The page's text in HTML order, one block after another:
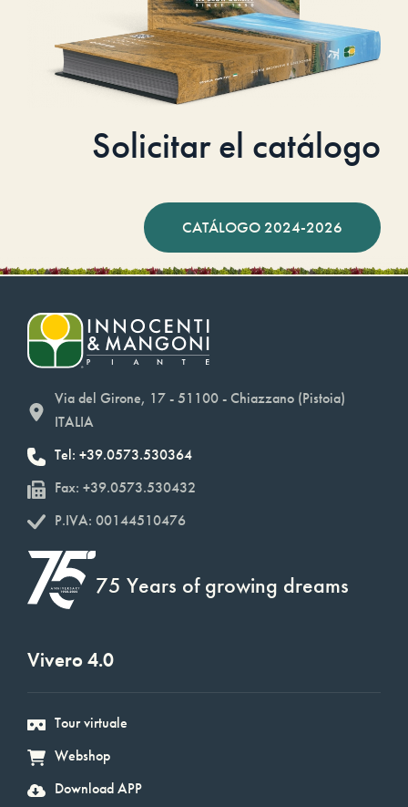
Solicitar el catálogo
CATÁLOGO 2024-2026
Via del Girone, 17 - 51100 - Chiazzano (Pistoia)
ITALIA
Tel: +39.0573.530364
Fax: +39.0573.530432
P.IVA: 00144510476
75 Years of growing dreams
Vivero 4.0
Tour virtuale
Webshop
Download APP